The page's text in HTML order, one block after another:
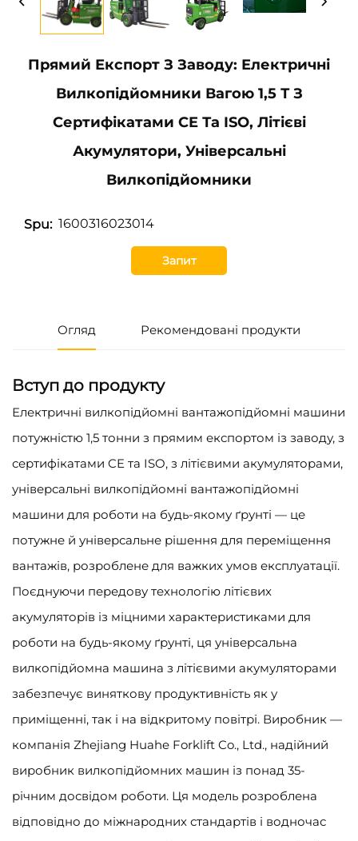
Прямий Експорт З Заводу: Електричні
Вилкопідйомники Вагою 1,5 Т З
Сертифікатами CE Та ISO, Літієві
Акумулятори, Універсальні
Вилкопідйомники
Spu: 1600316023014
Запит
Огляд Рекомендовані продукти
Вступ до продукту
Електричні вилкопідйомні вантажопідйомні машини
потужністю 1,5 тонни з прямим експортом із заводу, з
сертифікатами CE та ISO, з літієвими акумуляторами,
універсальні вилкопідйомні вантажопідйомні
машини для роботи на будь-якому ґрунті — це
потужне й універсальне рішення для переміщення
вантажів, розроблене для важких умов експлуатації.
Поєднуючи передову технологію літієвих
акумуляторів із міцними характеристиками для
роботи на будь-якому ґрунті, ця універсальна
вилкопідйомна машина з літієвими акумуляторами
забезпечує виняткову продуктивність як у
приміщенні, так і на відкритому повітрі. Виробник —
компанія Zhejiang Huahe Forklift Co., Ltd., надійний
виробник вилкопідйомних машин із понад 35-
річним досвідом роботи. Ця модель розроблена
відповідно до міжнародних стандартів і водночас